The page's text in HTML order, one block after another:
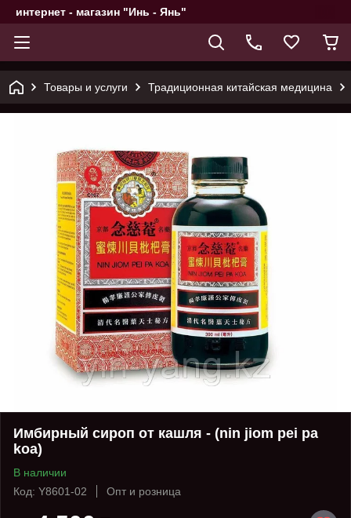
интернет - магазин "Инь - Янь"
Товары и услуги Традиционная китайская медицина
Имбирный сироп от кашля - (nin jiom pei pa
koa)
В наличии
Код: Y8601-02
Опт и розница